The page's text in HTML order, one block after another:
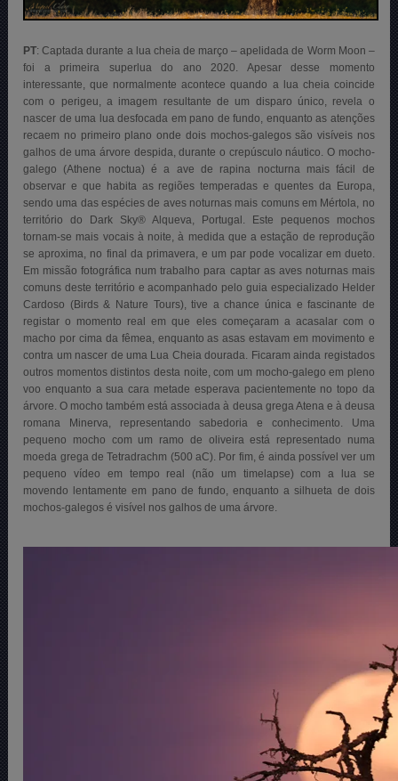
PT: Captada durante a lua cheia de março – apelidada de Worm Moon –
foi a primeira superlua do ano 2020. Apesar desse momento
interessante, que normalmente acontece quando a lua cheia coincide
com o perigeu, a imagem resultante de um disparo único, revela o
nascer de uma lua desfocada em pano de fundo, enquanto as atenções
recaem no primeiro plano onde dois mochos-galegos são visíveis nos
galhos de uma árvore despida, durante o crepúsculo náutico. O mocho-
galego (Athene noctua) é a ave de rapina nocturna mais fácil de
observar e que habita as regiões temperadas e quentes da Europa,
sendo uma das espécies de aves noturnas mais comuns em Mértola, no
território do Dark Sky® Alqueva, Portugal. Este pequenos mochos
tornam-se mais vocais à noite, à medida que a estação de reprodução
se aproxima, no final da primavera, e um par pode vocalizar em dueto.
Em missão fotográfica num trabalho para captar as aves noturnas mais
comuns deste território e acompanhado pelo guia especializado Helder
Cardoso (Birds & Nature Tours), tive a chance única e fascinante de
registar o momento real em que eles começaram a acasalar com o
macho por cima da fêmea, enquanto as asas estavam em movimento e
contra um nascer de uma Lua Cheia dourada. Ficaram ainda registados
outros momentos distintos desta noite, com um mocho-galego em pleno
voo enquanto a sua cara metade esperava pacientemente no topo da
árvore. O mocho também está associada à deusa grega Atena e à deusa
romana Minerva, representando sabedoria e conhecimento. Uma
pequeno mocho com um ramo de oliveira está representado numa
moeda grega de Tetradrachm (500 aC). Por fim, é ainda possível ver um
pequeno vídeo em tempo real (não um timelapse) com a lua se
movendo lentamente em pano de fundo, enquanto a silhueta de dois
mochos-galegos é visível nos galhos de uma árvore.